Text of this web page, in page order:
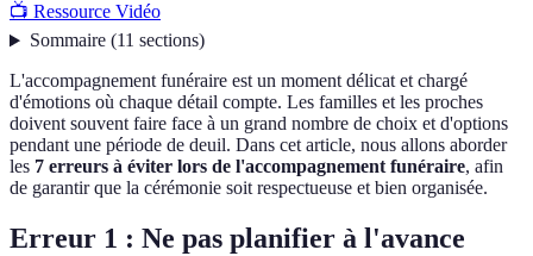
📺 Ressource Vidéo
Sommaire(11 sections)
L'accompagnement funéraire est un moment délicat et chargé
d'émotions où chaque détail compte. Les familles et les proches
doivent souvent faire face à un grand nombre de choix et d'options
pendant une période de deuil. Dans cet article, nous allons aborder
les 7 erreurs à éviter lors de l'accompagnement funéraire, afin
de garantir que la cérémonie soit respectueuse et bien organisée.
Erreur 1 : Ne pas planifier à l'avance